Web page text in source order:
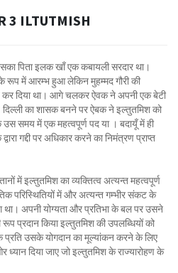
3 ILTUTMISH
पिता इलक खाँ एक कबायली सरदार था।
रूप में आरम्भ हुआ लेकिन मुहम्मद गौरी की
दिया था। आगे चलकर ऐवक ने अपनी एक बेटी
दिल्ली का शासक बनने पर ऐबक ने इल्तुतमिश को
समय में एक महत्वपूर्ण पद या । बदायूँ में ही
गद्दी पर अधिकार करने का निमंत्रण प्राप्त
में इल्तुतमिश का व्यक्तित्व अत्यन्त महत्वपूर्ण
परिस्थितियों में और अत्यन्त गम्भीर संकट के
था। अपनी योग्यता और प्रतिभा के बल पर उसने
प्रदान किया इल्तुतमिश की उपलब्धियों को
उसके योगदान का मूल्यांकन करने के लिए
दिया जाए जो इल्तुतमिश के राज्यारोहण के